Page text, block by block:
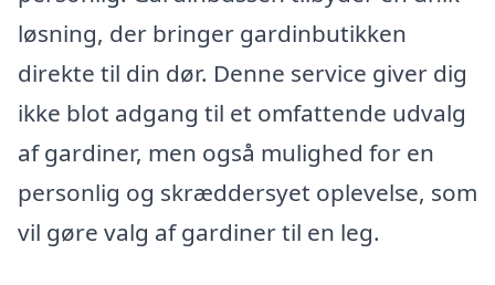
løsning, der bringer gardinbutikken
direkte til din dør. Denne service giver dig
ikke blot adgang til et omfattende udvalg
af gardiner, men også mulighed for en
personlig og skræddersyet oplevelse, som
vil gøre valg af gardiner til en leg.